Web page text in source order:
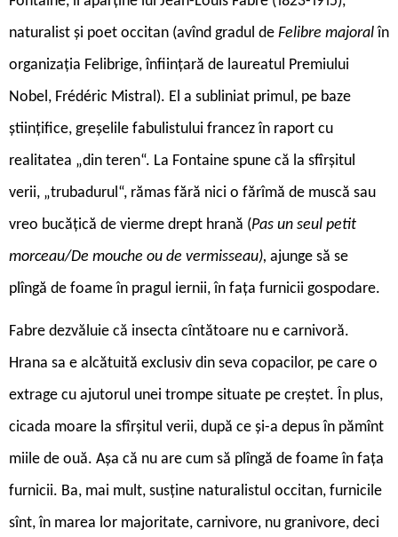
naturalist și poet occitan (avînd gradul de Felibre majoralîn
organizația Felibrige, înființară de laureatul Premiului
Nobel, Frédéric Mistral). El a subliniat primul, pe baze
științifice, greșelile fabulistului francez în raport cu
realitatea „din teren“. La Fontaine spune că la sfîrșitul
verii, „trubadurul“, rămas fără nici o fărîmă de muscă sau
vreo bucățică de vierme drept hrană (Pas un seul petit
morceau/De mouche ou de vermisseau), ajunge să se
plîngă de foame în pragul iernii, în fața furnicii gospodare.
Fabre dezvăluie că insecta cîntătoare nu e carnivoră.
Hrana sa e alcătuită exclusiv din seva copacilor, pe care o
extrage cu ajutorul unei trompe situate pe creștet. În plus,
cicada moare la sfîrșitul verii, după ce și-a depus în pămînt
miile de ouă. Așa că nu are cum să plîngă de foame în fața
furnicii. Ba, mai mult, susține naturalistul occitan, furnicile
sînt, în marea lor majoritate, carnivore, nu granivore, deci